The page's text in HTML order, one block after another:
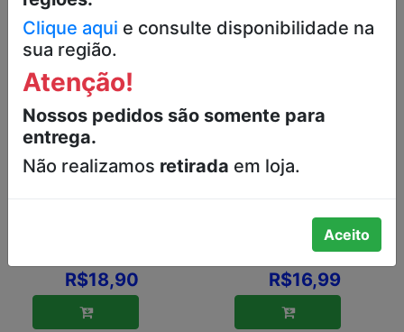
R$18,90
WAFFLE FORNO
DE MINAS 200G
R$16,99
Clique aqui e consulte disponibilidade na
sua região.
Atenção!
Nossos pedidos são somente para
entrega.
Não realizamos retirada em loja.
Aceito